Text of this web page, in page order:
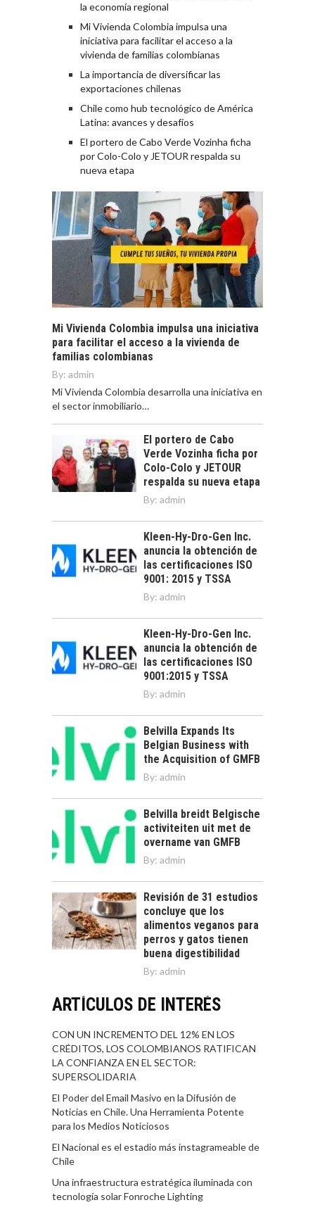
la economía regional
Mi Vivienda Colombia impulsa una
iniciativa para facilitar el acceso a la
vivienda de familias colombianas
La importancia de diversificar las
exportaciones chilenas
Chile como hub tecnológico de América
Latina: avances y desafíos
El portero de Cabo Verde Vozinha ficha
por Colo-Colo y JETOUR respalda su
nueva etapa
Mi Vivienda Colombia impulsa una iniciativa
para facilitar el acceso a la vivienda de
familias colombianas
By: admin
Mi Vivienda Colombia desarrolla una iniciativa en
el sector inmobiliario…
El portero de Cabo
Verde Vozinha ficha por
Colo-Colo y JETOUR
respalda su nueva etapa
By: admin
Kleen-Hy-Dro-Gen Inc.
anuncia la obtención de
las certificaciones ISO
9001: 2015 y TSSA
By: admin
Kleen-Hy-Dro-Gen Inc.
anuncia la obtención de
las certificaciones ISO
9001:2015 y TSSA
By: admin
Belvilla Expands Its
Belgian Business with
the Acquisition of GMFB
By: admin
Belvilla breidt Belgische
activiteiten uit met de
overname van GMFB
By: admin
Revisión de 31 estudios
concluye que los
alimentos veganos para
perros y gatos tienen
buena digestibilidad
By: admin
ARTÍCULOS DE INTERÉS
CON UN INCREMENTO DEL 12% EN LOS
CRÉDITOS, LOS COLOMBIANOS RATIFICAN
LA CONFIANZA EN EL SECTOR:
SUPERSOLIDARIA
El Poder del Email Masivo en la Difusión de
Noticias en Chile. Una Herramienta Potente
para los Medios Noticiosos
El Nacional es el estadio más instagrameable de
Chile
Una infraestructura estratégica iluminada con
tecnología solar Fonroche Lighting